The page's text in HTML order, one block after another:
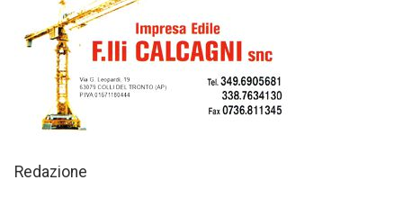
Redazione